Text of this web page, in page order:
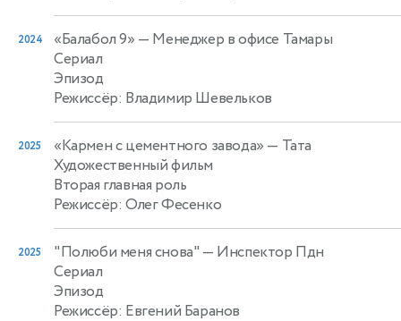
2024 «Балабол 9» — Менеджер в офисе Тамары
Сериал
Эпизод
Режиссёр: Владимир Шевельков
2025 «Кармен с цементного завода» — Тата
Художественный фильм
Вторая главная роль
Режиссёр: Олег Фесенко
2025 "Полюби меня снова" — Инспектор Пдн
Сериал
Эпизод
Режиссёр: Евгений Баранов